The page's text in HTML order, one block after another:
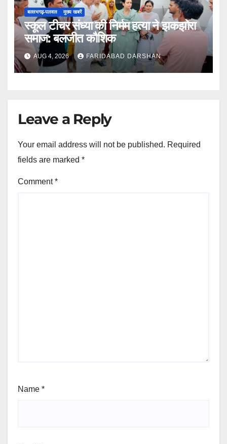
बल्लभगढ़़-पलवल मुख्य खबरें
स्कूल टीचर संध्या की निर्मम हत्या ने झकझोरा
समाज: बलजीत कौशिक
AUG 4, 2026 FARIDABAD DARSHAN
Leave a Reply
Your email address will not be published. Required
fields are marked *
Comment*
Name *